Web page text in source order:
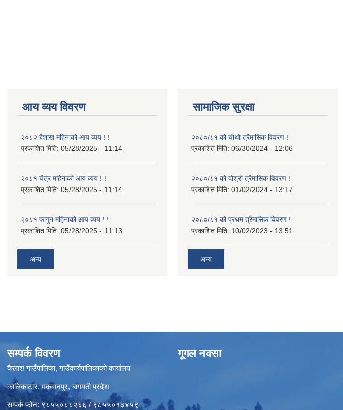
आय व्यय विवरण
२०८२ बैशाख महिनाको आय व्यय ! !
प्रकाशित मिति: 05/28/2025 - 11:14
२०८१ चैत्र महिनाको आय व्यय ! !
प्रकाशित मिति: 05/28/2025 - 11:14
२०८१ फागुन महिनाको आय व्यय ! !
प्रकाशित मिति: 05/28/2025 - 11:13
अन्य
सामाजिक सुरक्षा
२०८०/८१ को चौथो त्रैमासिक विवरण !
प्रकाशित मिति: 06/30/2024 - 12:06
२०८०/८१ को दोश्रो त्रैमासिक विवरण !
प्रकाशित मिति: 01/02/2024 - 13:17
२०८०/८१ को प्रथम त्रैमासिक विवरण !
प्रकाशित मिति: 10/02/2023 - 13:51
अन्य
सम्पर्क विवरण
कैलाश गाउँपालिका, गाउँकार्यपालिकाको कार्यालय
कालिकाटार, मकवानपुर, बागमती प्रदेश
सम्पर्क फोन: ९८५५०८८२६६ / ९८५५०१३४५९
गूगल नक्सा